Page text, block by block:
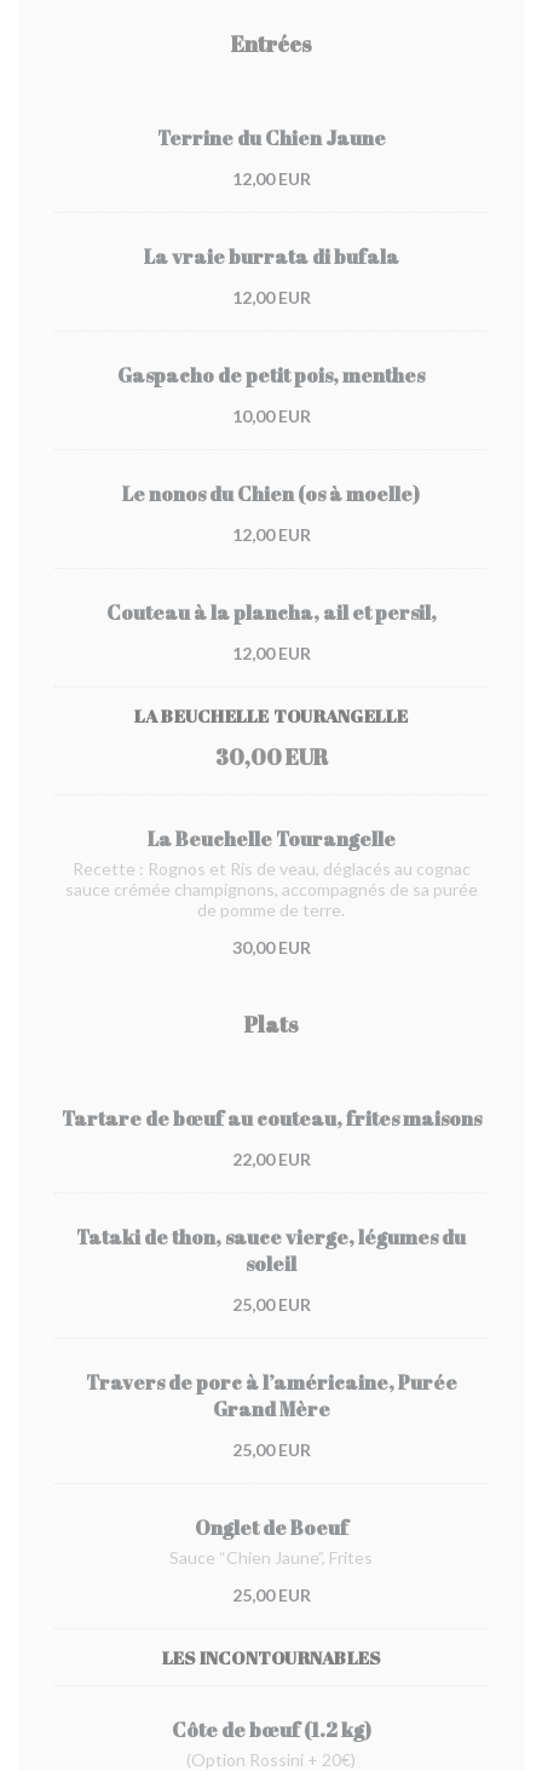
Entrées
Terrine du Chien Jaune
12,00 EUR
La vraie burrata di bufala
12,00 EUR
Gaspacho de petit pois, menthes
10,00 EUR
Le nonos du Chien (os à moelle)
12,00 EUR
Couteau à la plancha, ail et persil,
12,00 EUR
LA BEUCHELLE TOURANGELLE
30,00 EUR
La Beuchelle Tourangelle
Recette : Rognos et Ris de veau, déglacés au cognac
sauce crémée champignons, accompagnés de sa purée
de pomme de terre.
30,00 EUR
Plats
Tartare de bœuf au couteau, frites maisons
22,00 EUR
Tataki de thon, sauce vierge, légumes du
soleil
25,00 EUR
Travers de porc à l’américaine, Purée
Grand Mère
25,00 EUR
Onglet de Boeuf
Sauce “Chien Jaune”, Frites
25,00 EUR
LES INCONTOURNABLES
Côte de bœuf (1.2 kg)
(Option Rossini + 20€)